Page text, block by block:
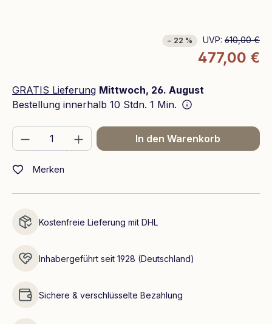
− 22 % UVP: 610,00 €
477,00 €
GRATIS Lieferung Mittwoch, 26. August
Bestellung innerhalb 10 Stdn. 1 Min.
Produkt Anzahl: Gib den gewünschten
In den Warenkorb
Merken
Kostenfreie Lieferung mit DHL
Inhabergeführt seit 1928 (Deutschland)
Sichere & verschlüsselte Bezahlung